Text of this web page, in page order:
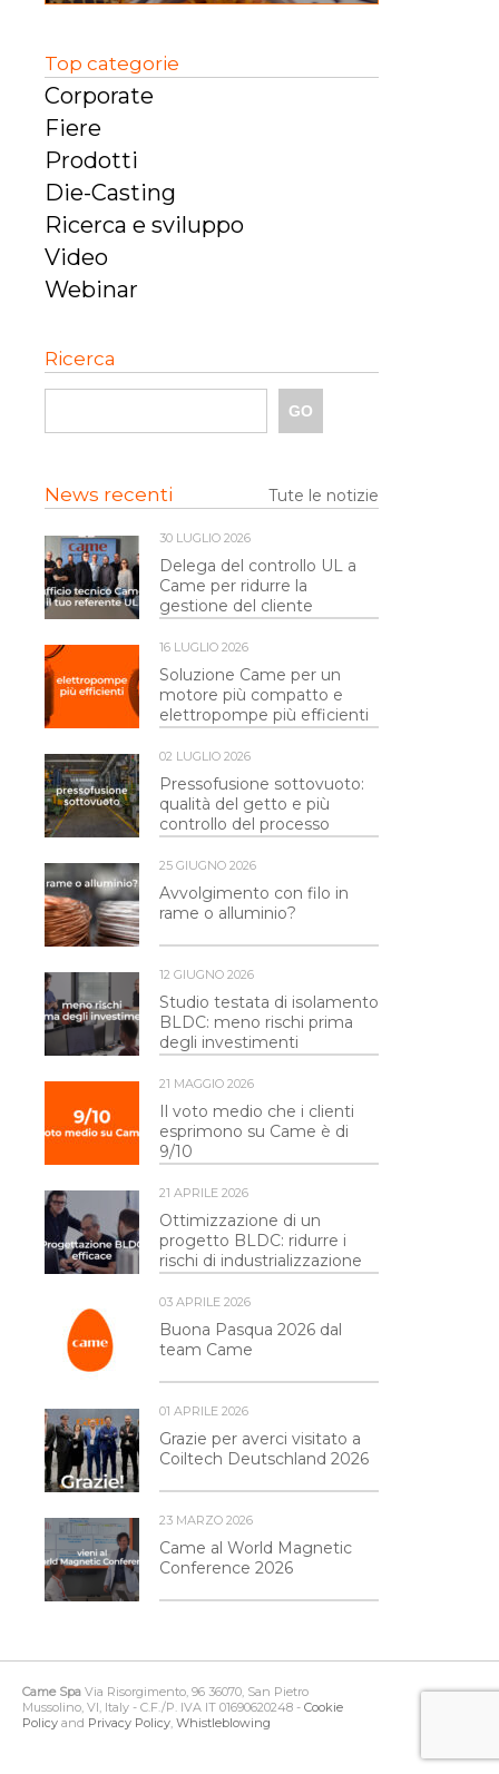
Top categorie
Corporate
Fiere
Prodotti
Die-Casting
Ricerca e sviluppo
Video
Webinar
Ricerca
News recenti Tute le notizie
30 LUGLIO 2026
Delega del controllo UL a
Came per ridurre la
gestione del cliente
16 LUGLIO 2026
Soluzione Came per un
motore più compatto e
elettropompe più efficienti
02 LUGLIO 2026
Pressofusione sottovuoto:
qualità del getto e più
controllo del processo
25 GIUGNO 2026
Avvolgimento con filo in
rame o alluminio?
12 GIUGNO 2026
Studio testata di isolamento
BLDC: meno rischi prima
degli investimenti
21 MAGGIO 2026
Il voto medio che i clienti
esprimono su Came è di
9/10
21 APRILE 2026
Ottimizzazione di un
progetto BLDC: ridurre i
rischi di industrializzazione
03 APRILE 2026
Buona Pasqua 2026 dal
team Came
01 APRILE 2026
Grazie per averci visitato a
Coiltech Deutschland 2026
23 MARZO 2026
Came al World Magnetic
Conference 2026
Came Spa Via Risorgimento, 96 36070, San Pietro
Mussolino, VI, Italy - C.F./P. IVA IT 01690620248 - Cookie
Policy and Privacy Policy, Whistleblowing